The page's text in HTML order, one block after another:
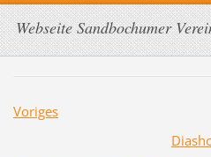
Webseite Sandbochumer
Voriges